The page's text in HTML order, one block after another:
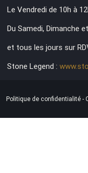
Le Vendredi de 10h à
Du Samedi, Dimanche
et tous les jours sur
Stone Legend :
Politique de confidentialité -